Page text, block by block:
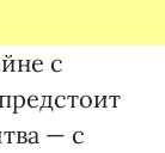
с
— с